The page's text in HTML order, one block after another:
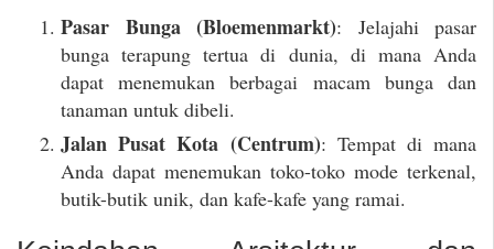
Pasar Bunga (Bloemenmarkt): Jelajahi pasar
bunga terapung tertua di dunia, di mana Anda
dapat menemukan berbagai macam bunga dan
tanaman untuk dibeli.
Jalan Pusat Kota (Centrum): Tempat di mana
Anda dapat menemukan toko-toko mode terkenal,
butik-butik unik, dan kafe-kafe yang ramai.